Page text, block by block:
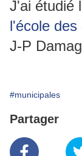
J'ai étudié
l'école des
J-P
#municipales
Partager